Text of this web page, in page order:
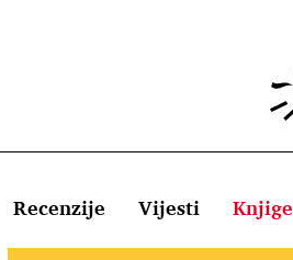
Recenzije Vijesti Knjige